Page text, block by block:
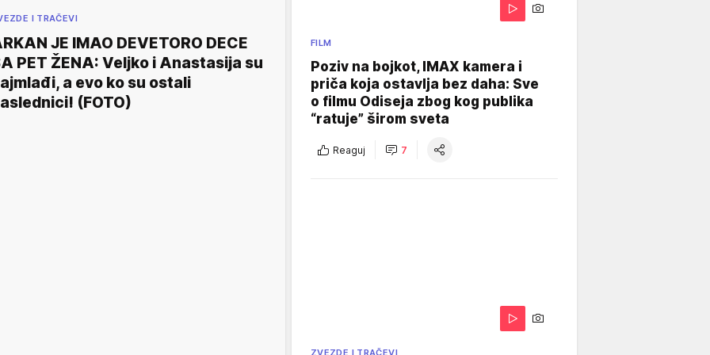
I TRAČEVI
JE IMAO DEVETORO DECE
PET ŽENA: Veljko i Anastasija su
a evo ko su ostali
(FOTO)
FILM
Poziv na bojkot, IMAX kamera i
priča koja ostavlja bez daha: Sve
o filmu Odiseja zbog kog publika
“ratuje” širom sveta
Reaguj 7
ZVEZDE I TRAČEVI